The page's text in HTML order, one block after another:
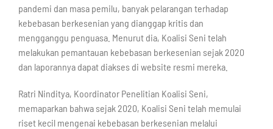
pandemi dan masa pemilu, banyak pelarangan terhadap
kebebasan berkesenian yang dianggap kritis dan
mengganggu penguasa. Menurut dia, Koalisi Seni telah
melakukan pemantauan kebebasan berkesenian sejak 2020
dan laporannya dapat diakses di website resmi mereka.
Ratri Ninditya, Koordinator Penelitian Koalisi Seni,
memaparkan bahwa sejak 2020, Koalisi Seni telah memulai
riset kecil mengenai kebebasan berkesenian melalui